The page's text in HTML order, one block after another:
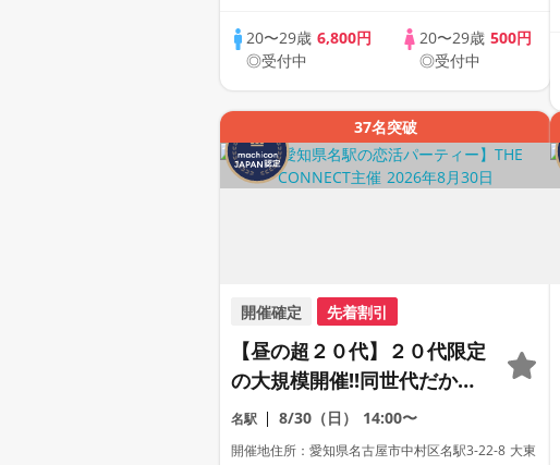
20〜29歳6,800円
◎受付中
20〜29歳 500円
◎受付中
37名突破
開催確定 先着割引
【昼の超２０代】２０代限定
の大規模開催!!同世代だから
距離が縮まる２０代だけの大
合コン♡【１人参加も多数】
名駅 8/30（日） 14:00〜
開催地住所：愛知県名古屋市中村区名駅3-22-8 大東